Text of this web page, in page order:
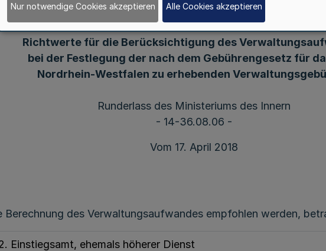
Richtwerte für die Berücksichtigung des
bei der Festlegung der nach dem Gebührengesetz für
Nordrhein-Westfalen zu erhebenden
Runderlass des Ministeriums des Innern
- 14-36.08.06 -
Vom 17. April 2018
Berechnung des Verwaltungsaufwandes empfohlen werden,
Einstiegsamt, ehemals höherer Dienst
Nur notwendige Cookies akzeptieren Alle Cookies akzeptieren